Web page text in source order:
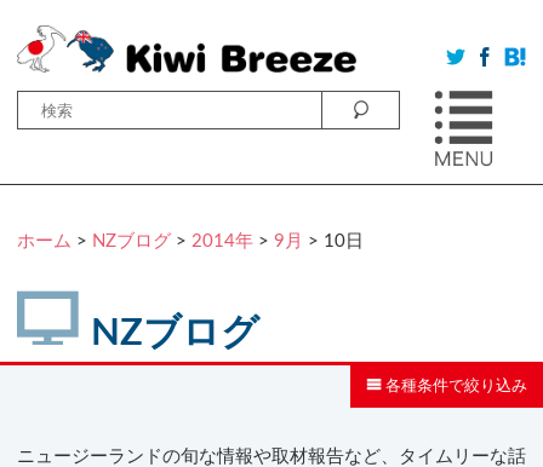
ホーム > NZブログ > 2014年 > 9月 > 10日
NZブログ
各種条件で絞り込み
ニュージーランドの旬な情報や取材報告など、タイムリーな話